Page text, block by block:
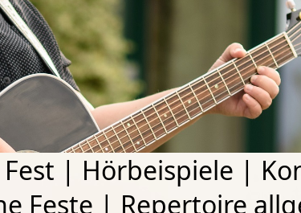
Fest | Hörbeispiele |
Feste | Repertoire